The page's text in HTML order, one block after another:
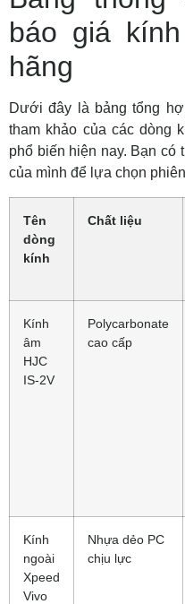
báo giá
hãng
Dưới đây là bảng tổng
tham khảo của các dòng
phổ biến hiện nay. Bạn có
của mình để lựa chọn
Tên
dòng
kính
Chất liệu
Kính
âm
HJC
IS-2V
Polycarbonate
cao cấp
Kính
ngoài
Xpeed
Vivo
Nhựa dẻo PC
chịu lực